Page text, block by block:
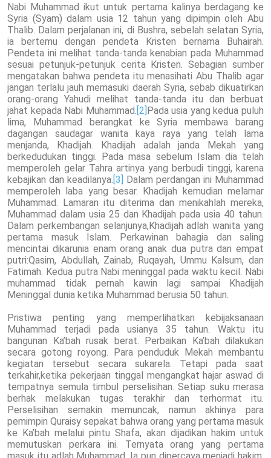
Nabi Muhammad ikut untuk pertama kalinya berdagang ke
Syria (Syam) dalam usia 12 tahun yang dipimpin oleh Abu
Thalib. Dalam perjalanan ini, di Bushra, sebelah selatan Syria,
ia bertemu dengan pendeta Kristen bernama Buhairah.
Pendeta ini melihat tanda-tanda kenabian pada Muhammad
sesuai petunjuk-petunjuk cerita Kristen. Sebagian sumber
mengatakan bahwa pendeta itu menasihati Abu Thalib agar
jangan terlalu jauh memasuki daerah Syria, sebab dikuatirkan
orang-orang Yahudi melihat tanda-tanda itu dan berbuat
jahat kepada Nabi Muhammad. [2]Pada usia yang kedua puluh
lima, Muhammad berangkat ke Syria membawa barang
dagangan saudagar wanita kaya raya yang telah lama
menjanda, Khadijah. Khadijah adalah janda Mekah yang
berkedudukan tinggi. Pada masa sebelum Islam dia telah
memperoleh gelar Tahra artinya yang berbudi tinggi, karena
kebajikan dan keadilanya. [3] Dalam perdangan ini Muhammad
memperoleh laba yang besar. Khadijah kemudian melamar
Muhammad. Lamaran itu diterima dan menikahlah mereka,
Muhammad dalam usia 25 dan Khadijah pada usia 40 tahun.
Dalam perkembangan selanjunya,Khadijah adlah wanita yang
pertama masuk Islam. Perkawinan bahagia dan saling
mencintai dikarunia enam orang anak dua putra dan empat
putri:Qasim, Abdullah, Zainab, Ruqayah, Ummu Kalsum, dan
Fatimah. Kedua putra Nabi meninggal pada waktu kecil. Nabi
muhammad tidak pernah kawin lagi sampai Khadijah
Meninggal dunia ketika Muhammad berusia 50 tahun.
Pristiwa penting yang memperlihatkan kebijaksanaan
Muhammad terjadi pada usianya 35 tahun. Waktu itu
bangunan Ka’bah rusak berat. Perbaikan Ka’bah dilakukan
secara gotong royong. Para penduduk Mekah membantu
kegiatan tersebut secara sukarela. Tetapi pada saat
terkahir,ketika pekerjaan tinggal mengangkat hajar aswad di
tempatnya semula timbul perselisihan. Setiap suku merasa
berhak melakukan tugas terakhir dan terhormat itu.
Perselisihan semakin memuncak, namun akhinya para
pemimpin Quraisy sepakat bahwa orang yang pertama masuk
ke Ka’bah melalui pintu Shafa, akan dijadikan hakim untuk
memutuskan perkara ini. Ternyata orang yang pertama